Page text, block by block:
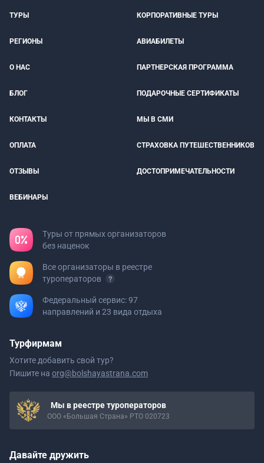
ТУРЫ КОРПОРАТИВНЫЕ ТУРЫ
РЕГИОНЫ АВИАБИЛЕТЫ
О НАС ПАРТНЕРСКАЯ ПРОГРАММА
БЛОГ ПОДАРОЧНЫЕ СЕРТИФИКАТЫ
КОНТАКТЫ МЫ В СМИ
ОПЛАТА СТРАХОВКА ПУТЕШЕСТВЕННИКОВ
ОТЗЫВЫ ДОСТОПРИМЕЧАТЕЛЬНОСТИ
ВЕБИНАРЫ
Туры от прямых организаторов
без наценок
Все организаторы в реестре
туроператоров
Федеральный сервис: 97
направлений и 23 вида отдыха
Турфирмам
Хотите добавить свой тур?
Пишите на org@bolshayastrana.com
Мы в реестре туроператоров
ООО «Большая Страна» РТО 020723
Давайте дружить